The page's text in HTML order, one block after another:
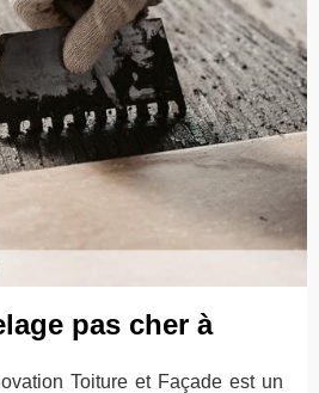
pas cher à
Toiture et Façade est un